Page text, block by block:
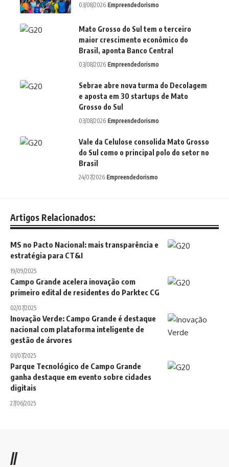
03/08/2026 Empreendedorismo
Mato Grosso do Sul tem o terceiro
maior crescimento econômico do
Brasil, aponta Banco Central
03/08/2026 Empreendedorismo
Sebrae abre nova turma do Decolagem
e aposta em 30 startups de Mato
Grosso do Sul
03/08/2026 Empreendedorismo
Vale da Celulose consolida Mato Grosso
do Sul como o principal polo do setor no
Brasil
24/07/2026 Empreendedorismo
Artigos Relacionados:
MS no Pacto Nacional: mais transparência e
estratégia para CT&I
19/09/2025
Campo Grande acelera inovação com
primeiro edital de residentes do Parktec CG
02/07/2025
Inovação Verde: Campo Grande é destaque
nacional com plataforma inteligente de
gestão de árvores
01/07/2025
Parque Tecnológico de Campo Grande
ganha destaque em evento sobre cidades
digitais
27/06/2025
//